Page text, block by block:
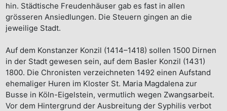
hin. Städtische Freudenhäuser gab es fast in allen
grösseren Ansiedlungen. Die Steuern gingen an die
jeweilige Stadt.
Auf dem Konstanzer Konzil (1414–1418) sollen 1500 Dirnen
in der Stadt gewesen sein, auf dem Basler Konzil (1431)
1800. Die Chronisten verzeichneten 1492 einen Aufstand
ehemaliger Huren im Kloster St. Maria Magdalena zur
Busse in Köln-Eigelstein, vermutlich wegen Zwangsarbeit.
Vor dem Hintergrund der Ausbreitung der Syphilis verbot